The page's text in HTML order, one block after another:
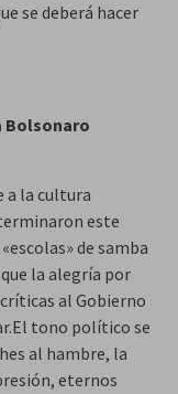
se deberá hacer
Bolsonaro
a la cultura
este
de samba
la alegría por
al Gobierno
tono político se
al hambre, la
eternos